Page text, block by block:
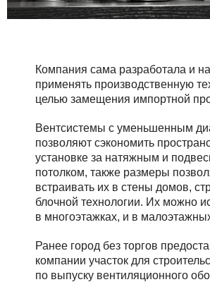
Компания сама разработала и
применять производственную
целью замещения импортной
Вентсистемы с уменьшенным
позволяют сэкономить
установке за натяжным и
потолком, также размеры
встраивать их в стены домов,
блочной технологии. Их можно
в многоэтажках, и в
Ранее город без торгов
компании участок для
по выпуску вентиляционного